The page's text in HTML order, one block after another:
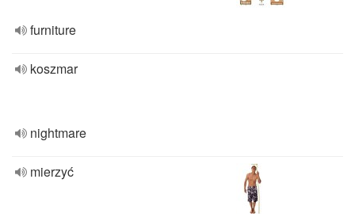
furniture
koszmar
nightmare
mierzyć